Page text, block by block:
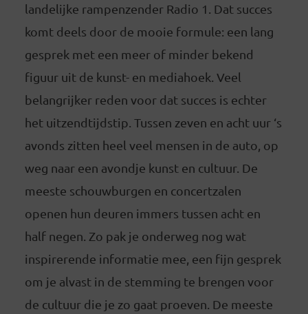
landelijke rampenzender Radio 1. Dat succes
komt deels door de mooie formule: een lang
gesprek met een meer of minder bekend
figuur uit de kunst- en mediahoek. Veel
belangrijker reden voor dat succes is echter
het uitzendtijdstip. Tussen zeven en acht uur ‘s
avonds zitten heel veel mensen in de auto, op
weg naar een avondje kunst en cultuur. De
meeste schouwburgen en concertzalen
openen hun deuren immers tussen acht en
half negen. Zo pak je onderweg nog wat
inspirerende informatie mee, een fijn gesprek
om je alvast in de stemming te brengen voor
de cultuur die je zo gaat proeven. De meeste